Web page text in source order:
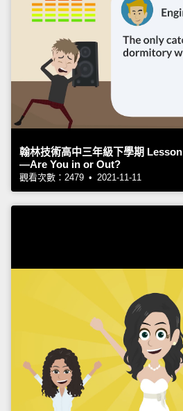
翰林技術高中三年級下學期
—Are You in or Out?
觀看次數：2479 • 2021-11-11